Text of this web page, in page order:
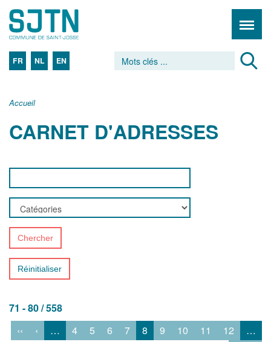
FR NL EN
Accueil
CARNET D'ADRESSES
Chercher
Réinitialiser
71 - 80 / 558
‹‹
‹ … 4 5 6 7 8 9 10 11 12
…